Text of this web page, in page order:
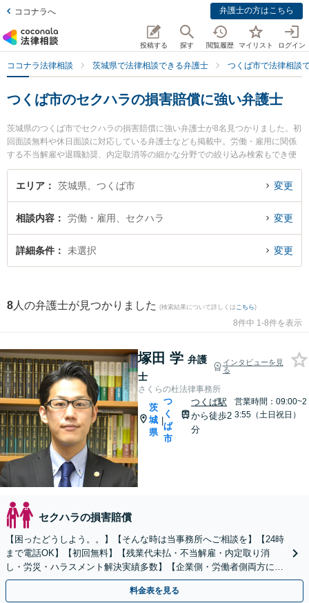
ココナラへ 弁護士の方はこちら
投稿する 探す 閲覧履歴 マイリスト ログイン
ココナラ法律相談 茨城県で法律相談できる弁護士 つくば市で法律相談
つくば市のセクハラの損害賠償に強い弁護士
茨城県のつくば市でセクハラの損害賠償に強い弁護士が8名見つかりました。初
回面談無料や休日面談に対応している弁護士なども掲載中。労働・雇用に関係
する不当解雇や退職勧奨、内定取消等の細かな分野での絞り込み検索もでき便
利です。特にさくらの杜法律事務所の塚田 学弁護士やあおば総合法律事務所の
田仲 剛弁護士、つくば中央法律事務所の堀越 智也弁護士のプロフィール情報や
弁護士費用、強みなどが注目されています。『つくば市で土日や夜間に発生し
の損害賠償のトラブル解決の実績豊富な近くの弁護士を検索したい』『初回相
談無料でセクハラの損害賠償を法律相談できるつくば市内の弁護士に相談予約
したい』などでお困りの相談者さんにおすすめです。
エリア 茨城県、つくば市 変更
相談内容 労働・雇用、セクハラ 変更
詳細条件 未選択 変更
8 人の弁護士が見つかりました (検索結果について詳しくは こちら)
8件中 1-8件を表示
塚田 学 弁護
士
インタビューを見
る
さくらの杜法律事務所
茨
城
県
|
つ
く
ば
市
つくば駅
から徒歩2
分
営業時間：09:00~2
3:55（土日祝日）
セクハラの損害賠償
【困ったどうしよう。。】【そんな時は当事務所へご相談を】【24時
まで電話OK】【初回無料】【残業代未払・不当解雇・内定取り消
し・労災・ハラスメント解決実績多数】【企業側・労働者側両方に対
応可】【従業員トラブル、問題社員対応もお任せください】
料金表を見る